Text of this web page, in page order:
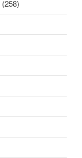
(258)